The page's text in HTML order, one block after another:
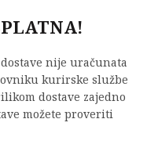
nije uračunata
kurirske službe
dostave zajedno
možete proveriti